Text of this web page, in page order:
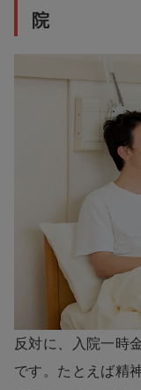
院
反対に、入院一時
です。たとえば精